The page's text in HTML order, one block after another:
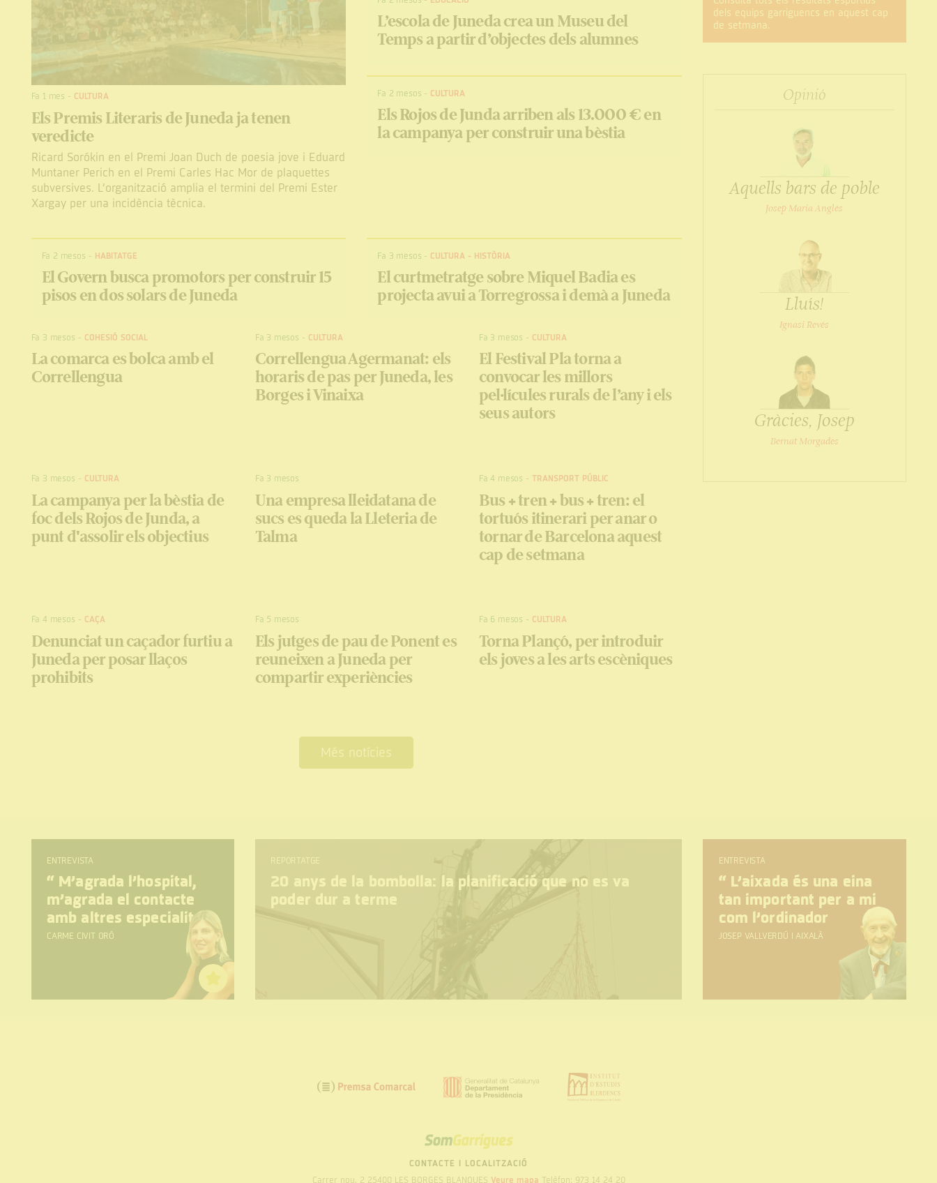
Fa 1 mes - CULTURA
Els Premis Literaris de Juneda ja tenen
veredicte
Ricard Sorókin en el Premi Joan Duch de poesia jove i Eduard
Muntaner Perich en el Premi Carles Hac Mor de plaquettes
subversives. L’organització amplia el termini del Premi Ester
Xargay per una incidència tècnica.
L’escola de Juneda crea un Museu del
Temps a partir d’objectes dels alumnes
Fa 2 mesos - CULTURA
Els Rojos de Junda arriben als 13.000 € en
la campanya per construir una bèstia
Fa 2 mesos - HABITATGE
El Govern busca promotors per construir 15
pisos en dos solars de Juneda
Fa 3 mesos - CULTURA - HISTÒRIA
El curtmetratge sobre Miquel Badia es
projecta avui a Torregrossa i demà a Juneda
Fa 3 mesos - COHESIÓ SOCIAL
La comarca es bolca amb el
Correllengua
Fa 3 mesos - CULTURA
Correllengua Agermanat: els
horaris de pas per Juneda, les
Borges i Vinaixa
Fa 3 mesos - CULTURA
El Festival Pla torna a
convocar les millors
pel·lícules rurals de l’any i els
seus autors
Fa 3 mesos - CULTURA
La campanya per la bèstia de
foc dels Rojos de Junda, a
punt d'assolir els objectius
Fa 3 mesos
Una empresa lleidatana de
sucs es queda la Lleteria de
Talma
Fa 4 mesos - TRANSPORT PÚBLIC
Bus + tren + bus + tren: el
tortuós itinerari per anar o
tornar de Barcelona aquest
cap de setmana
Fa 4 mesos - CAÇA
Denunciat un caçador furtiu a
Juneda per posar llaços
prohibits
Fa 5 mesos
Els jutges de pau de Ponent es
reuneixen a Juneda per
compartir experiències
Fa 6 mesos - CULTURA
Torna Plançó, per introduir
els joves a les arts escèniques
Més notícies
dels equips garriguencs en aquest cap
de setmana.
Opinió
Aquells bars de poble
Josep Maria Anglès
Lluís!
Ignasi Revés
Gràcies, Josep
Bernat Morgades
ENTREVISTA
“ M’agrada l’hospital,
m’agrada el contacte
amb altres especialitats
CARME CIVIT ORÓ
REPORTATGE
20 anys de la bombolla: la planificació que no es va
poder dur a terme
ENTREVISTA
“ L’aixada és una eina
tan important per a mi
com l’ordinador
JOSEP VALLVERDÚ I AIXALÀ
SOM
GARRIGUES
CONTACTE I LOCALITZACIÓ
Carrer nou, 2 25400 LES BORGES BLANQUES Telèfon: 973 14 24 20